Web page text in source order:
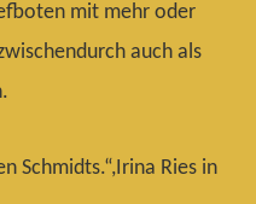
mit mehr oder
auch als
Schmidts.“,Irina Ries in